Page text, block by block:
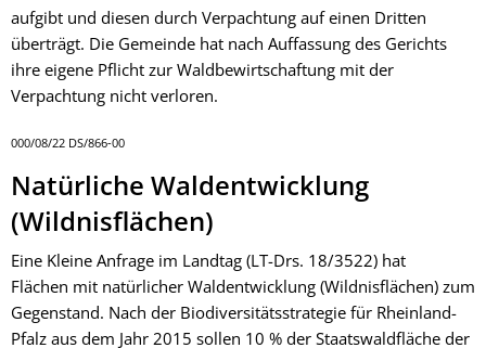
aufgibt und diesen durch Verpachtung auf einen Dritten
überträgt. Die Gemeinde hat nach Auffassung des Gerichts
ihre eigene Pflicht zur Waldbewirtschaftung mit der
Verpachtung nicht verloren.
000/08/22 DS/866-00
Natürliche Waldentwicklung
(Wildnisflächen)
Eine Kleine Anfrage im Landtag (LT-Drs. 18/3522) hat
Flächen mit natürlicher Waldentwicklung (Wildnisflächen) zum
Gegenstand. Nach der Biodiversitätsstrategie für Rheinland-
Pfalz aus dem Jahr 2015 sollen 10 % der Staatswaldfläche der